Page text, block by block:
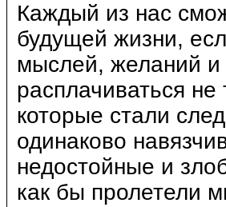
Каждый из нас
будущей жизни,
мыслей, желаний и
расплачиваться
которые стали
одинаково
недостойные и
как бы пролетели